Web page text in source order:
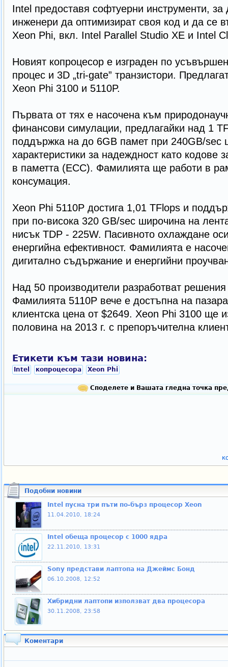
Intel предоставя софтуерни инструменти,
инженери да оптимизират своя код и да се
Xeon Phi, вкл. Intel Parallel Studio XE и Intel
Новият копроцесор е изграден по
процес и 3D „tri-gate” транзистори.
Xeon Phi 3100 и 5110P.
Първата от тях е насочена към
финансови симулации, предлагайки над 1
поддържка на до 6GB памет при 240GB/sec
характеристики за надеждност като кодове
в паметта (ECC). Фамилията ще работи в
консумация.
Xeon Phi 5110P достига 1,01 TFlops и
при по-висока 320 GB/sec широчина на
нисък TDP - 225W. Пасивното охлаждане
енергийна ефективност. Фамилията е
дигитално съдържание и енергийни
Над 50 производители разработват
Фамилията 5110P вече е достъпна на
клиентска цена от $2649. Xeon Phi 3100 ще
половина на 2013 г. с препоръчителна
Етикети към тази новина:
Intel копроцесора Xeon Phi
Споделете и Вашата гледна точка
Подобни новини
Intel пусна три пъти по-бърз процесор Xeon
11.04.2010, 18:24
Intel обеща процесор с 1000 ядра
22.11.2010, 13:31
Sony представи лаптопа на Джеймс Бонд
06.10.2008, 12:52
Хибридни лаптопи използват два процесора
30.11.2008, 23:58
Коментари